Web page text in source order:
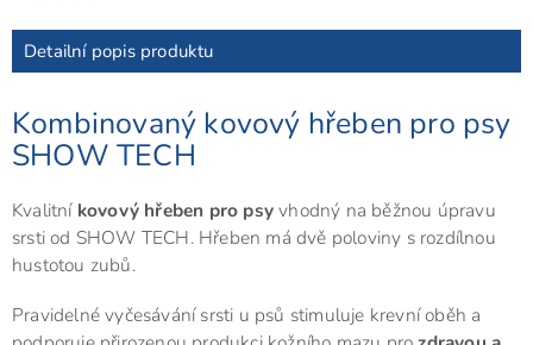
Detailní popis produktu
Kombinovaný kovový hřeben pro psy
SHOW TECH
Kvalitní kovový hřeben pro psyvhodný na běžnou úpravu
srsti od SHOW TECH. Hřeben má dvě poloviny s rozdílnou
hustotou zubů.
Pravidelné vyčesávání srsti u psů stimuluje krevní oběh a